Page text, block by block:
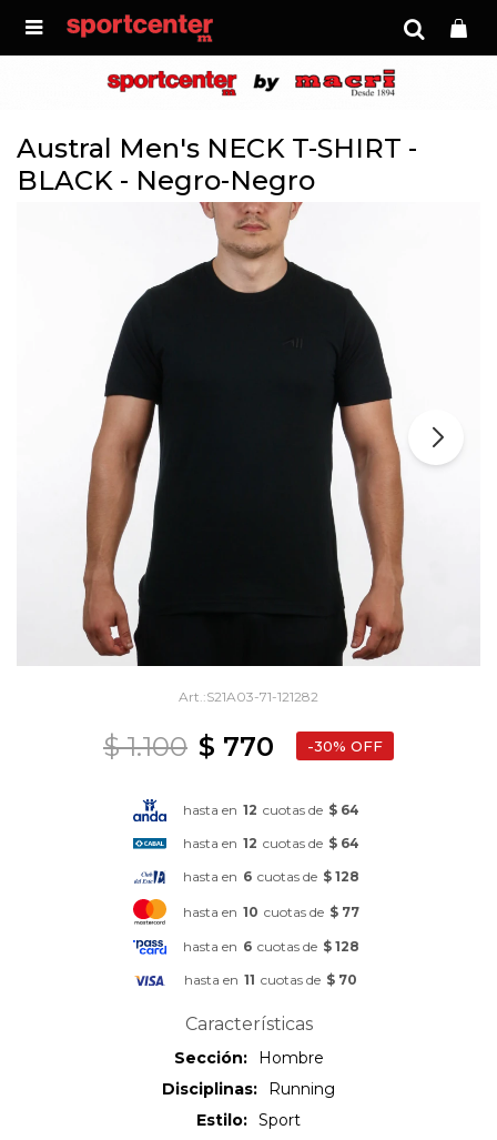

Austral Men's NECK T-SHIRT -
BLACK - Negro-Negro
S21A03-71-121282
$ 770
$ 1.100 30
hasta en 12 cuotas de $ 64
hasta en 12 cuotas de $ 64
hasta en 6 cuotas de $ 128
hasta en 10 cuotas de $ 77
hasta en 6 cuotas de $ 128
hasta en 11 cuotas de $ 70
Características
Sección
Hombre
Disciplinas
Running
Estilo
Sport